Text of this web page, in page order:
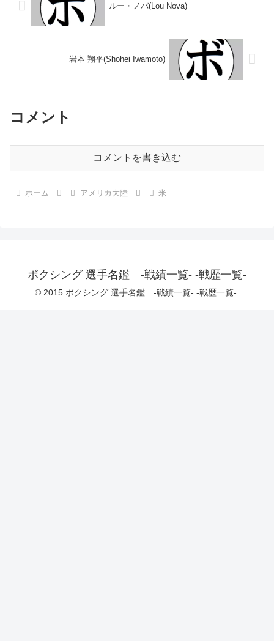
ルー・ノバ(Lou Nova)
岩本 翔平(Shohei Iwamoto)
コメント
コメントを書き込む
ホーム アメリカ大陸 米
ボクシング 選手名鑑 -戦績一覧- -戦歴一覧-
© 2015 ボクシング 選手名鑑 -戦績一覧- -戦歴一覧-.